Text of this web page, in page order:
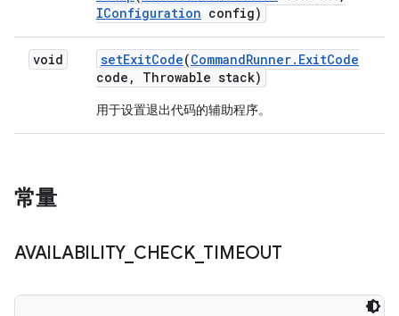
IConfiguration config)
void setExitCode(CommandRunner. ExitCode
code , Throwable stack)
用于设置退出代码的辅助程序。
常量
AVAILABILITY_ CHECK_ TIMEOUT